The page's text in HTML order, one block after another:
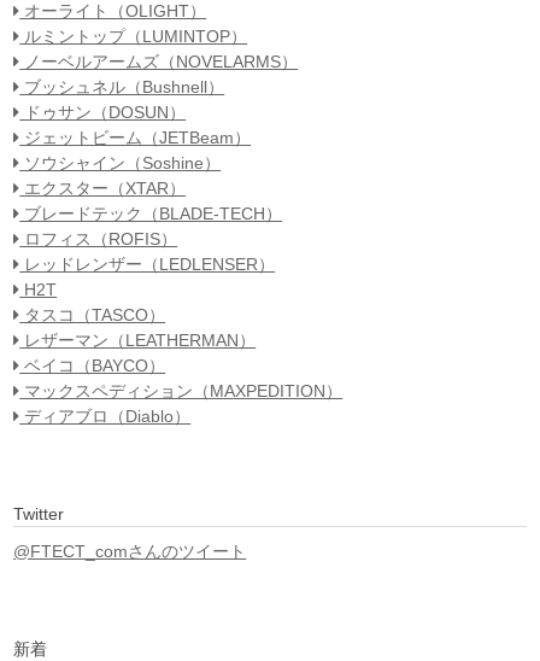
オーライト（OLIGHT）
ルミントップ（LUMINTOP）
ノーベルアームズ（NOVELARMS）
ブッシュネル（Bushnell）
ドゥサン（DOSUN）
ジェットビーム（JETBeam）
ソウシャイン（Soshine）
エクスター（XTAR）
ブレードテック（BLADE-TECH）
ロフィス（ROFIS）
レッドレンザー（LEDLENSER）
H2T
タスコ（TASCO）
レザーマン（LEATHERMAN）
ベイコ（BAYCO）
マックスペディション（MAXPEDITION）
ディアブロ（Diablo）
Twitter
@FTECT_comさんのツイート
新着